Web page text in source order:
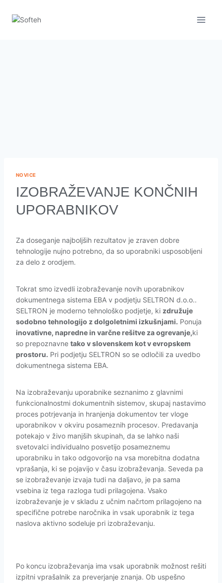
NOVICE
IZOBRAŽEVANJE KONČNIH
UPORABNIKOV
Za doseganje najboljših rezultatov je zraven dobre
tehnologije nujno potrebno, da so uporabniki usposobljeni
za delo z orodjem.
Tokrat smo izvedli izobraževanje novih uporabnikov
dokumentnega sistema EBA v podjetju SELTRON d.o.o..
SELTRON je moderno tehnološko podjetje, ki združuje
sodobno tehnologijo z dolgoletnimi izkušnjami. Ponuja
inovativne, napredne in varčne rešitve za ogrevanje,ki
so prepoznavne tako v slovenskem kot v evropskem
prostoru. Pri podjetju SELTRON so se odločili za uvedbo
dokumentnega sistema EBA.
Na izobraževanju uporabnike seznanimo z glavnimi
funkcionalnostmi dokumentnih sistemov, skupaj nastavimo
proces potrjevanja in hranjenja dokumentov ter vloge
uporabnikov v okviru posameznih procesov. Predavanja
potekajo v živo manjših skupinah, da se lahko naši
svetovalci individualno posvetijo posameznemu
uporabniku in tako odgovorijo na vsa morebitna dodatna
vprašanja, ki se pojavijo v času izobraževanja. Seveda pa
se izobraževanje izvaja tudi na daljavo, je pa sama
vsebina iz tega razloga tudi prilagojena. Vsako
izobraževanje je v skladu z učnim načrtom prilagojeno na
specifične potrebe naročnika in vsak uporabnik iz tega
naslova aktivno sodeluje pri izobraževanju.
Po koncu izobraževanja ima vsak uporabnik možnost rešiti
izpitni vprašalnik za preverjanje znanja. Ob uspešno